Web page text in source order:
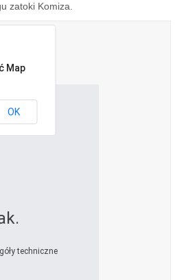
zatoki Komiza.
techniczne
Map
OK